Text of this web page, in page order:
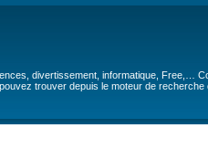
divertissement, informatique, Free,…
trouver depuis le moteur de recherche